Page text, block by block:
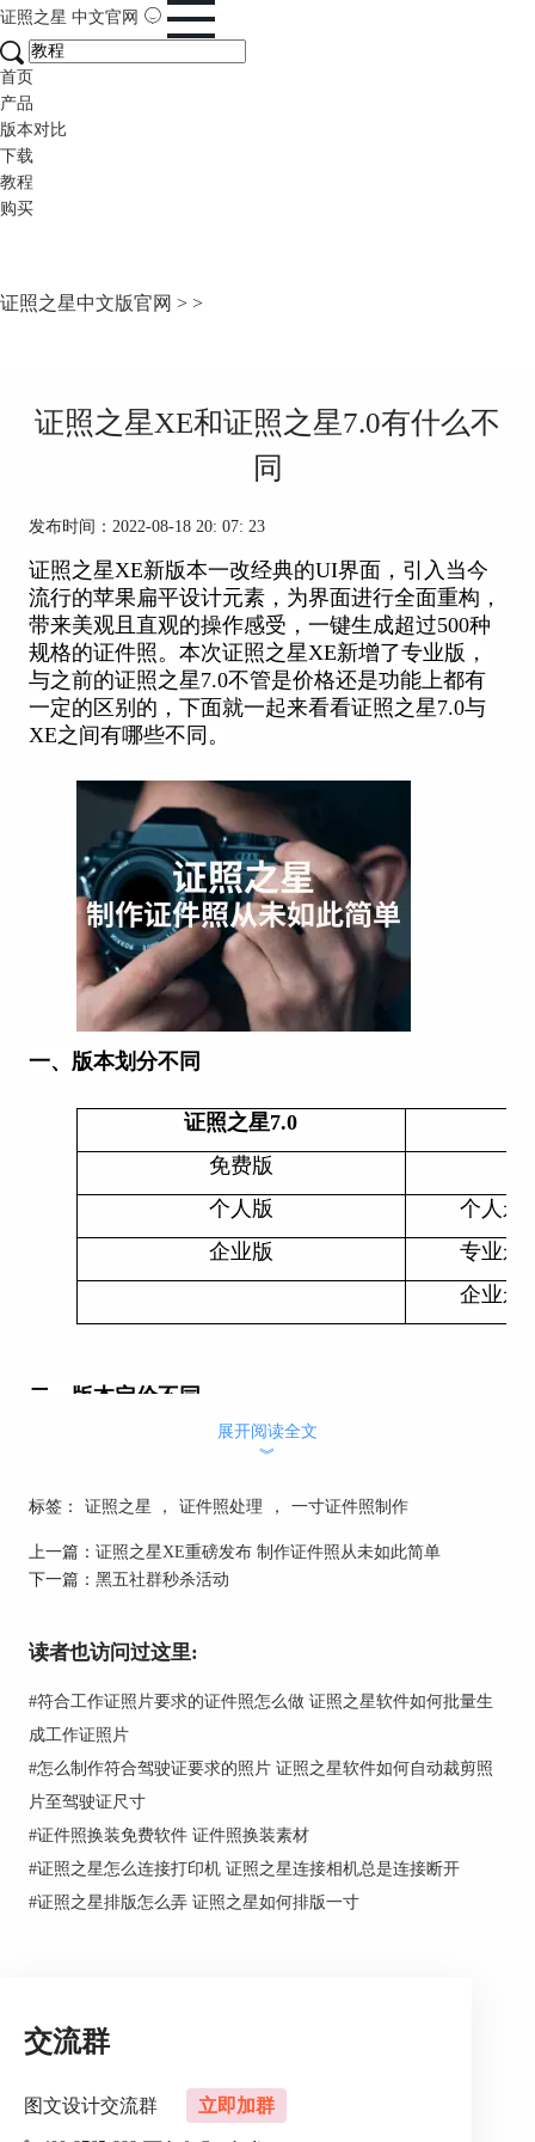
证照之星 中文官网
首页
产品
版本对比
下载
教程
购买
证照之星中文版官网 > >
证照之星XE和证照之星7.0有什么不
同
发布时间：2022-08-18 20: 07: 23
证照之星XE新版本一改经典的UI界面，引入当今
流行的苹果扁平设计元素，为界面进行全面重构，
带来美观且直观的操作感受，一键生成超过500种
规格的证件照。本次证照之星XE新增了专业版，
与之前的证照之星7.0不管是价格还是功能上都有
一定的区别的，下面就一起来看看证照之星7.0与
XE之间有哪些不同。
一、版本划分不同
证照之星7.0
免费版
个人版
个人永
企业版
专业永
企业永
二、版本定价不同
证照之星购买页为准：
证照之星
证照之星XE
个人版价格
个人永久版
企业版价格
￥699
企业永久版
企业订阅版
三、功能不同
这次证照之星XE的更新的大部分功能都是用户呼
声已久的功能，除了更新了软件界面之外还新增了
证照之星7.0支持的证件照规格主要有17种，而此
500+，您可以通过证件照规格仓库，查找想要的证
件照规格，并将其添加至常用列表。
展开阅读全文
︾
标签： 证照之星 ， 证件照处理 ， 一寸证件照制作
上一篇： 证照之星XE重磅发布 制作证件照从未如此简单
下一篇： 黑五社群秒杀活动
读者也访问过这里:
#符合工作证照片要求的证件照怎么做 证照之星软件如何批量生
成工作证照片
#怎么制作符合驾驶证要求的照片 证照之星软件如何自动裁剪照
片至驾驶证尺寸
#证件照换装免费软件 证件照换装素材
#证照之星怎么连接打印机 证照之星连接相机总是连接断开
#证照之星排版怎么弄 证照之星如何排版一寸
交流群
图文设计交流群 立即加群